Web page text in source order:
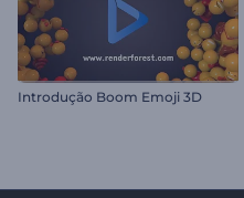
Introdução Boom Emoji 3D